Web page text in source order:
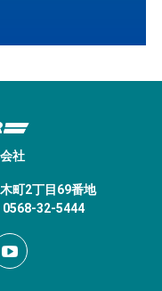
社
町2丁目69番地
0568-32-5444